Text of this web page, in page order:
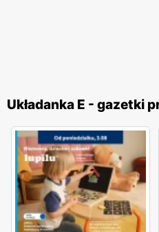
Układanka E - gazetki